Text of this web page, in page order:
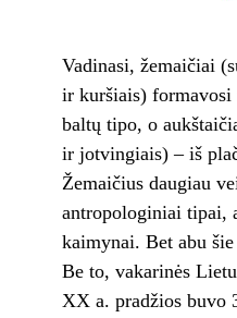
Vadinasi, žemaičiai
ir kuršiais) formavosi
baltų tipo, o
ir jotvingiais) – iš
Žemaičius daugiau
antropologiniai tipai,
kaimynai. Bet abu
Be to, vakarinės
XX a. pradžios buvo